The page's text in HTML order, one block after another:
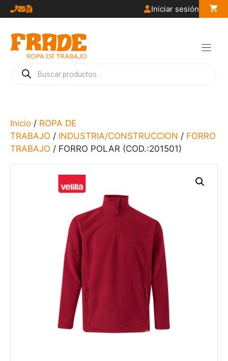
Saltar
al
contenido
Iniciar sesión
Búsqueda
de
Inicio / ROPA DE
TRABAJO / INDUSTRIA/CONSTRUCCION / FORRO
TRABAJO / FORRO POLAR (COD.:201501)